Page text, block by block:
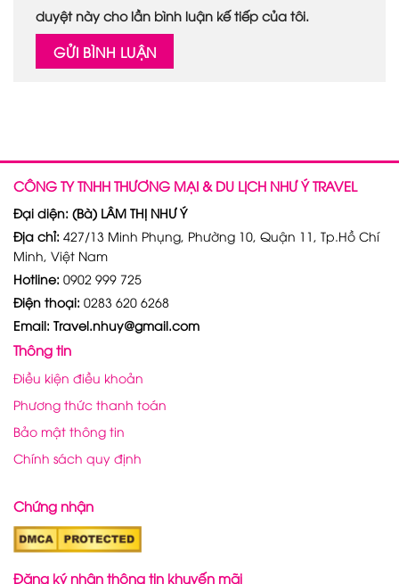
duyệt này cho lần bình luận kế tiếp của tôi.
CÔNG TY TNHH THƯƠNG MẠI & DU LỊCH NHƯ Ý TRAVEL
Đại diện: (Bà) LÂM THỊ NHƯ Ý
Địa chỉ: 427/13 Minh Phụng, Phường 10, Quận 11, Tp.Hồ Chí
Minh, Việt Nam
Hotline: 0902 999 725
Điện thoại: 0283 620 6268
Email: Travel.nhuy@gmail.com
Thông tin
Điều kiện điều khoản
Phương thức thanh toán
Bảo mật thông tin
Chính sách quy định
Chứng nhận
Đăng ký nhận thông tin khuyến mãi